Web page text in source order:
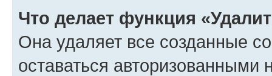
Что делает функция
Она удаляет все созданные
оставаться авторизованными